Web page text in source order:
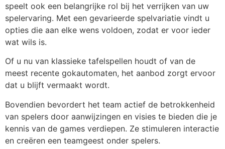
speelt ook een belangrijke rol bij het verrijken van uw
spelervaring. Met een gevarieerde spelvariatie vindt u
opties die aan elke wens voldoen, zodat er voor ieder
wat wils is.
Of u nu van klassieke tafelspellen houdt of van de
meest recente gokautomaten, het aanbod zorgt ervoor
dat u blijft vermaakt wordt.
Bovendien bevordert het team actief de betrokkenheid
van spelers door aanwijzingen en visies te bieden die je
kennis van de games verdiepen. Ze stimuleren interactie
en creëren een teamgeest onder spelers.